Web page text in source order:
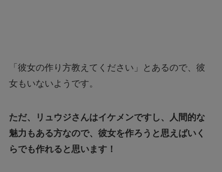
「彼女の作り方教えてください」とあるので、彼
女もいないようです。
ただ、リュウジさんはイケメンですし、人間的な
魅力もある方なので、彼女を作ろうと思えばいく
らでも作れると思います！